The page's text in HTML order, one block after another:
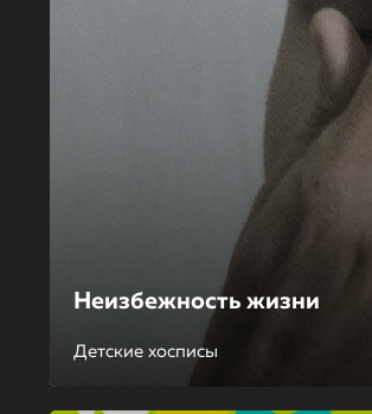
Неизбежность жизни
Детские хосписы